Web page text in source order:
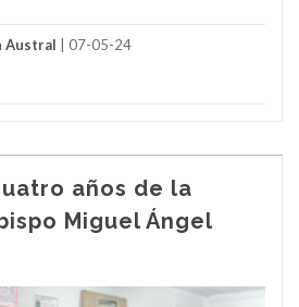
Austral | 07-05-24
años de la
Miguel Ángel